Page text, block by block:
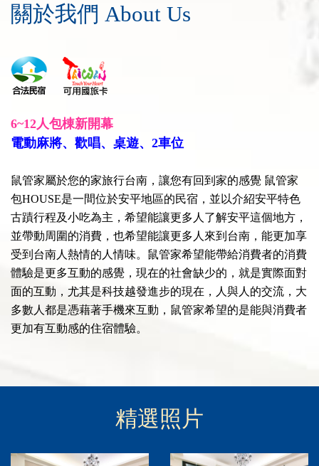
關於我們 About Us
6~12人包棟新開幕
電動麻將、歡唱、桌遊、2車位
鼠管家屬於您的家旅行台南，讓您有回到家的感覺 鼠管家
包HOUSE是一間位於安平地區的民宿，並以介紹安平特色
古蹟行程及小吃為主，希望能讓更多人了解安平這個地方，
並帶動周圍的消費，也希望能讓更多人來到台南，能更加享
受到台南人熱情的人情味。鼠管家希望能帶給消費者的消費
體驗是更多互動的感覺，現在的社會缺少的，就是實際面對
面的互動，尤其是科技越發進步的現在，人與人的交流，大
多數人都是憑藉著手機來互動，鼠管家希望的是能與消費者
更加有互動感的住宿體驗。
精選照片